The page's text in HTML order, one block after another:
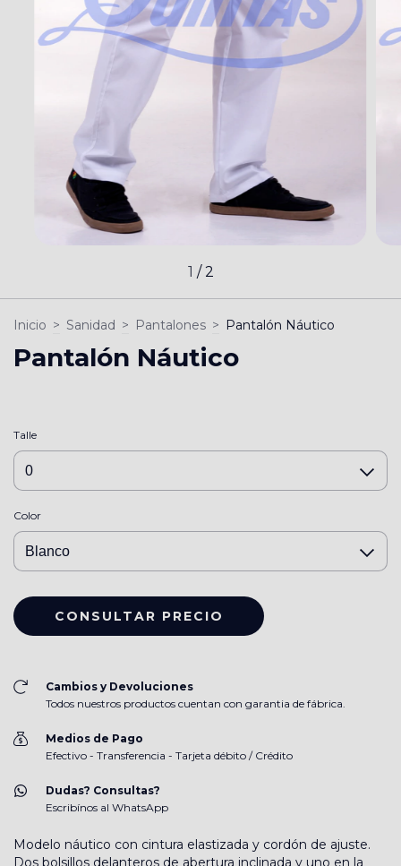
1 / 2
Inicio > Sanidad > Pantalones > Pantalón Náutico
Pantalón Náutico
Talle
Color
Cambios y Devoluciones
Todos nuestros productos cuentan con garantia de fábrica.
Medios de Pago
Efectivo - Transferencia - Tarjeta débito / Crédito
Dudas? Consultas?
Escribínos al WhatsApp
Modelo náutico con cintura elastizada y cordón de ajuste.